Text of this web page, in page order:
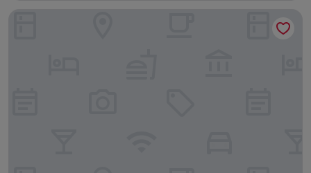
Lopesan Baobab Resort